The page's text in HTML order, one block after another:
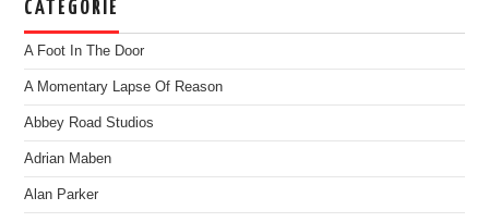
CATEGORIE
A Foot In The Door
A Momentary Lapse Of Reason
Abbey Road Studios
Adrian Maben
Alan Parker